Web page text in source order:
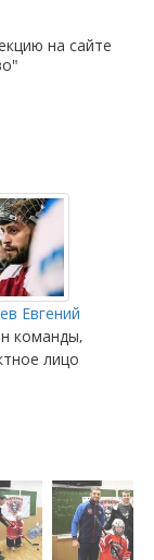
на сайте
Евгений
команды,
лицо